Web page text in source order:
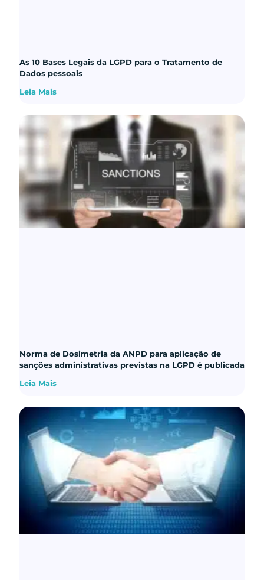
As 10 Bases Legais da LGPD para o Tratamento de
Dados pessoais
Leia Mais
Norma de Dosimetria da ANPD para aplicação de
sanções administrativas previstas na LGPD é publicada
Leia Mais